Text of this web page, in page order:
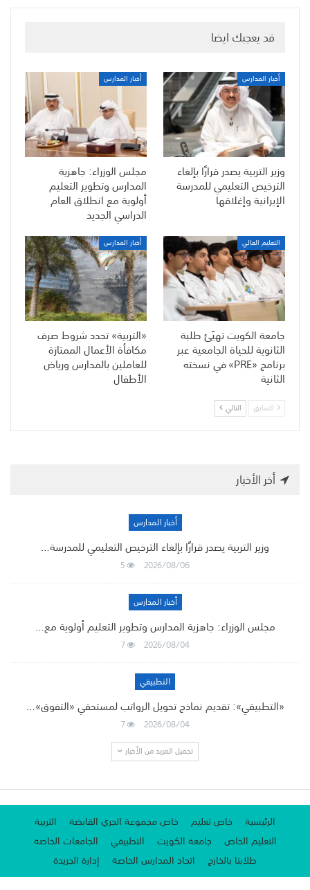
قد يعجبك ايضا
أخبار المدارس
وزير التربية يصدر قرارًا بإلغاء
الترخيص التعليمي للمدرسة
الإيرانية وإغلاقها
أخبار المدارس
مجلس الوزراء: جاهزية
المدارس وتطوير التعليم
أولوية مع انطلاق العام
الدراسي الجديد
التعليم العالي
جامعة الكويت تهيّئ طلبة
الثانوية للحياة الجامعية عبر
برنامج «PRE» في نسخته
الثانية
أخبار المدارس
«التربية» تحدد شروط صرف
مكافأة الأعمال الممتازة
للعاملين بالمدارس ورياض
الأطفال
السابق التالي
أخر الأخبار
أخبار المدارس
وزير التربية يصدر قرارًا بإلغاء الترخيص التعليمي للمدرسة…
2026/08/06
5
أخبار المدارس
مجلس الوزراء: جاهزية المدارس وتطوير التعليم أولوية مع…
2026/08/04
7
التطبيقي
«التطبيقي»: تقديم نماذج تحويل الرواتب لمستحقي «التفوق»…
2026/08/04
7
تحميل المزيد من الأخبار
الرئيسية خاص تعليم خاص مجموعة الجري القابضة
التربية
التعليم الخاص
جامعة الكويت التطبيقي
الجامعات الخاصة
طلابنا بالخارج
اتحاد المدارس الخاصة إدارة الجريدة